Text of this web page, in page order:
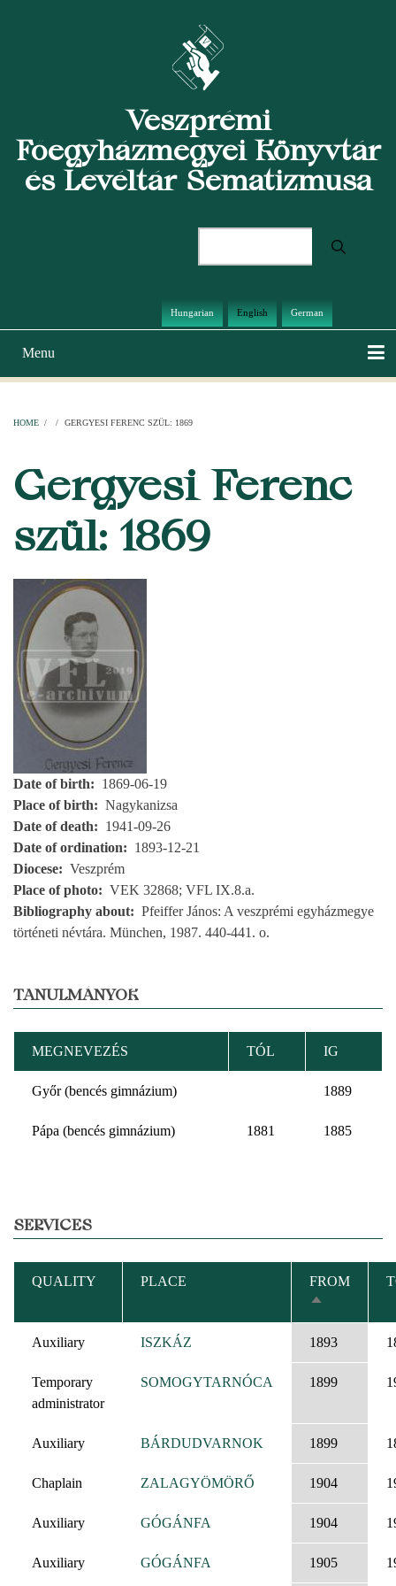
Veszprémi
Főegyházmegyei Könyvtár
és Levéltár Sematizmusa
Hungarian English German
Main
navigation
Menu
HOME / / GERGYESI FERENC SZÜL: 1869
Gergyesi Ferenc
szül: 1869
Date of birth
1869-06-19
Place of birth
Nagykanizsa
Date of death
1941-09-26
Date of ordination
1893-12-21
Diocese
Veszprém
Place of photo
VEK 32868; VFL IX.8.a.
Bibliography about
Pfeiffer János: A veszprémi egyházmegye
történeti névtára. München, 1987. 440-441. o.
TANULMÁNYOK
MEGNEVEZÉS TÓL IG
Győr (bencés gimnázium) 1889
Pápa (bencés gimnázium) 1881 1885
SERVICES
QUALITY PLACE
FROM
SORT
Auxiliary ISZKÁZ 1893
Temporary
administrator
SOMOGYTARNÓCA 1899
Auxiliary BÁRDUDVARNOK 1899
Chaplain ZALAGYÖMÖRŐ 1904
Auxiliary GÓGÁNFA 1904
Auxiliary GÓGÁNFA 1905